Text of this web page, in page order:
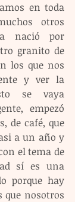
en toda
otros
nació por
granito de
los que nos
y ver la
se vaya
empezó
de café, que
a un año y
el tema de
sí es una
porque hay
que nosotros